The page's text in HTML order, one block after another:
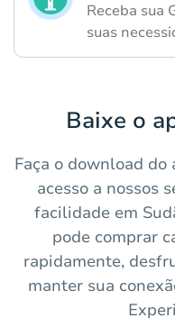
Receba sua
suas
Baixe o
Faça o download
acesso a nossos
facilidade em
pode comprar
rapidamente,
manter sua